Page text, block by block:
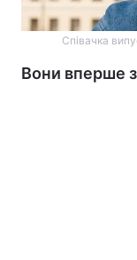
Співачка
Вони вперше